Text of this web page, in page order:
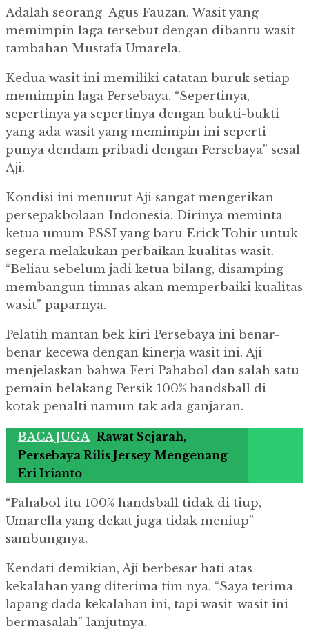
Adalah seorang Agus Fauzan. Wasit yang
memimpin laga tersebut dengan dibantu wasit
tambahan Mustafa Umarela.
Kedua wasit ini memiliki catatan buruk setiap
memimpin laga Persebaya. “Sepertinya,
sepertinya ya sepertinya dengan bukti-bukti
yang ada wasit yang memimpin ini seperti
punya dendam pribadi dengan Persebaya” sesal
Aji.
Kondisi ini menurut Aji sangat mengerikan
persepakbolaan Indonesia. Dirinya meminta
ketua umum PSSI yang baru Erick Tohir untuk
segera melakukan perbaikan kualitas wasit.
“Beliau sebelum jadi ketua bilang, disamping
membangun timnas akan memperbaiki kualitas
wasit” paparnya.
Pelatih mantan bek kiri Persebaya ini benar-
benar kecewa dengan kinerja wasit ini. Aji
menjelaskan bahwa Feri Pahabol dan salah satu
pemain belakang Persik 100% handsball di
kotak penalti namun tak ada ganjaran.
BACA JUGA Rawat Sejarah,
Persebaya Rilis Jersey Mengenang
Eri Irianto
“Pahabol itu 100% handsball tidak di tiup,
Umarella yang dekat juga tidak meniup”
sambungnya.
Kendati demikian, Aji berbesar hati atas
kekalahan yang diterima tim nya. “Saya terima
lapang dada kekalahan ini, tapi wasit-wasit ini
bermasalah” lanjutnya.